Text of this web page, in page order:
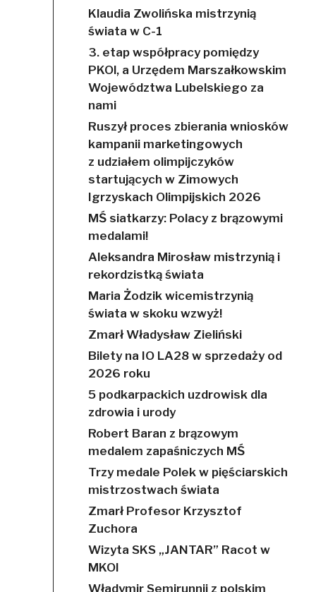
Klaudia Zwolińska mistrzynią
świata w C-1
3. etap współpracy pomiędzy
PKOl, a Urzędem Marszałkowskim
Województwa Lubelskiego za
nami
Ruszył proces zbierania wniosków
kampanii marketingowych
z udziałem olimpijczyków
startujących w Zimowych
Igrzyskach Olimpijskich 2026
MŚ siatkarzy: Polacy z brązowymi
medalami!
Aleksandra Mirosław mistrzynią i
rekordzistką świata
Maria Żodzik wicemistrzynią
świata w skoku wzwyż!
Zmarł Władysław Zieliński
Bilety na IO LA28 w sprzedaży od
2026 roku
5 podkarpackich uzdrowisk dla
zdrowia i urody
Robert Baran z brązowym
medalem zapaśniczych MŚ
Trzy medale Polek w pięściarskich
mistrzostwach świata
Zmarł Profesor Krzysztof
Zuchora
Wizyta SKS „JANTAR” Racot w
MKOl
Władymir Semirunnij z polskim